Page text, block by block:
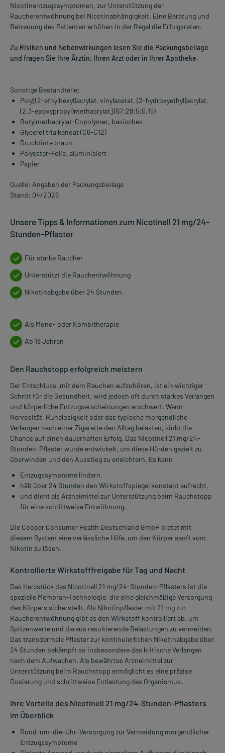
Nicotinentzugssymptomen, zur Unterstützung der
Raucherentwöhnung bei Nicotinabhängigkeit. Eine Beratung und
Betreuung des Patienten erhöhen in der Regel die Erfolgsraten.
Zu Risiken und Nebenwirkungen lesen Sie die Packungsbeilage
und fragen Sie Ihre Ärztin, Ihren Arzt oder in Ihrer Apotheke.
Sonstige Bestandteile:
Poly[(2-ethylhexyl)acrylat, vinylacetat, (2-hydroxyethyl)acrylat,
(2,3-epoxypropyl)methacrylat] (67:28:5:0,15)
Butylmethacrylat-Copolymer, basisches
Glycerol trialkanoat (C6-C12)
Drucktinte braun
Polyester-Folie, aluminisiert
Papier
Quelle: Angaben der Packungsbeilage
Stand: 04/2026
Unsere Tipps & Informationen zum Nicotinell 21 mg/24-
Stunden-Pflaster
Für starke Raucher
Unterstützt die Rauchentwöhnung
Nikotinabgabe über 24 Stunden
Als Mono- oder Kombitherapie
Ab 18 Jahren
Den Rauchstopp erfolgreich meistern
Der Entschluss, mit dem Rauchen aufzuhören, ist ein wichtiger
Schritt für die Gesundheit, wird jedoch oft durch starkes Verlangen
und körperliche Entzugserscheinungen erschwert. Wenn
Nervosität, Ruhelosigkeit oder das typische morgendliche
Verlangen nach einer Zigarette den Alltag belasten, sinkt die
Chance auf einen dauerhaften Erfolg. Das Nicotinell 21 mg/24-
Stunden-Pflaster wurde entwickelt, um diese Hürden gezielt zu
überwinden und den Ausstieg zu erleichtern. Es kann
Entzugssymptome lindern,
hält über 24 Stunden den Wirkstoffspiegel konstant aufrecht,
und dient als Arzneimittel zur Unterstützung beim Rauchstopp
für eine schrittweise Entwöhnung.
Die Cooper Consumer Health Deutschland GmbH bietet mit
diesem System eine verlässliche Hilfe, um den Körper sanft vom
Nikotin zu lösen.
Kontrollierte Wirkstofffreigabe für Tag und Nacht
Das Herzstück des Nicotinell 21 mg/24-Stunden-Pflasters ist die
spezielle Membran-Technologie, die eine gleichmäßige Versorgung
des Körpers sicherstellt. Als Nikotinpflaster mit 21 mg zur
Raucherentwöhnung gibt es den Wirkstoff kontrolliert ab, um
Spitzenwerte und daraus resultierende Belastungen zu vermeiden.
Das transdermale Pflaster zur kontinuierlichen Nikotinabgabe über
24 Stunden bekämpft so insbesondere das kritische Verlangen
nach dem Aufwachen. Als bewährtes Arzneimittel zur
Unterstützung beim Rauchstopp ermöglicht es eine präzise
Dosierung und schrittweise Entlastung des Organismus.
Ihre Vorteile des Nicotinell 21 mg/24-Stunden-Pflasters
im Überblick
Rund-um-die-Uhr-Versorgung zur Vermeidung morgendlicher
Entzugssymptome